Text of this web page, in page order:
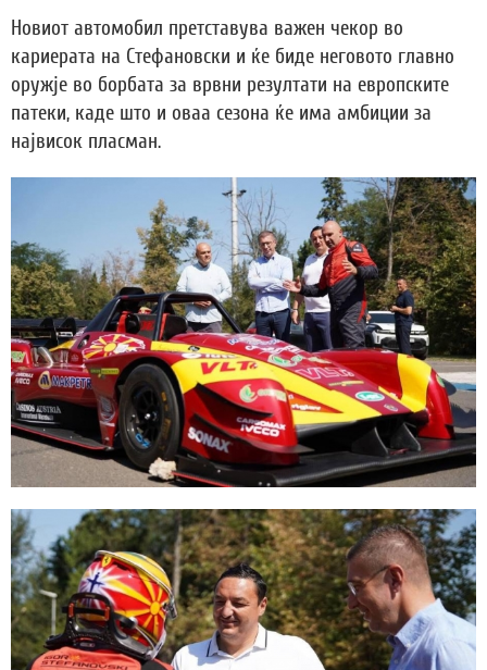
Новиот автомобил претставува важен чекор во
кариерата на Стефановски и ќе биде неговото главно
оружје во борбата за врвни резултати на европските
патеки, каде што и оваа сезона ќе има амбиции за
највисок пласман.